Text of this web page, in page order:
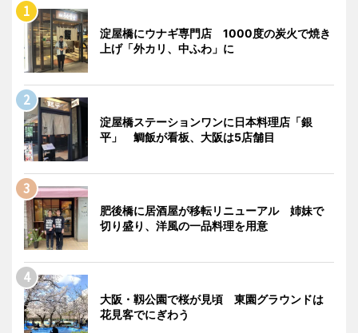
淀屋橋にウナギ専門店 1000度の炭火で焼き
上げ「外カリ、中ふわ」に
淀屋橋ステーションワンに日本料理店「銀
平」 鯛飯が看板、大阪は5店舗目
肥後橋に居酒屋が移転リニューアル 姉妹で
切り盛り、洋風の一品料理を用意
大阪・靱公園で桜が見頃 東園グラウンドは
花見客でにぎわう